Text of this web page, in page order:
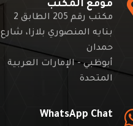
موقع المكتب
مكتب رقم 205 الطابق 2
بنايه المنصوري بلازا، شارع
حمدان
أبوظبي - الإمارات العربية
المتحدة
WhatsApp Chat